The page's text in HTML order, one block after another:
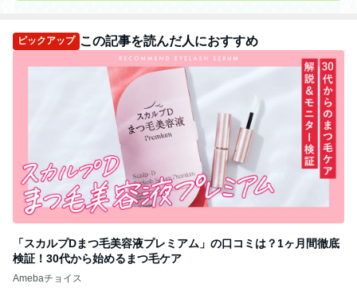
ピックアップ この記事を読んだ人におすすめ
「スカルプDまつ毛美容液プレミアム」の口コミは？1ヶ月間徹底
検証！30代から始めるまつ毛ケア
Amebaチョイス